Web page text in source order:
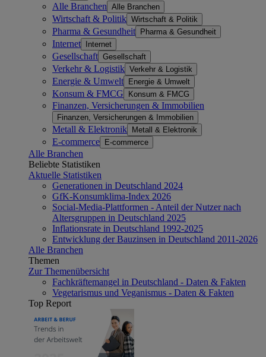
Alle Branchen Alle Branchen
Wirtschaft & Politik Wirtschaft & Politik
Pharma & Gesundheit Pharma & Gesundheit
Internet Internet
Gesellschaft Gesellschaft
Verkehr & Logistik Verkehr & Logistik
Energie & Umwelt Energie & Umwelt
Konsum & FMCG Konsum & FMCG
Finanzen, Versicherungen & Immobilien
Finanzen, Versicherungen & Immobilien
Metall & Elektronik Metall & Elektronik
E-commerce E-commerce
Alle Branchen
Beliebte Statistiken
Aktuelle Statistiken
Generationen in Deutschland 2024
GfK-Konsumklima-Index 2026
Social-Media-Plattformen - Anteil der Nutzer nach
Altersgruppen in Deutschland 2025
Inflationsrate in Deutschland 1992-2025
Entwicklung der Bauzinsen in Deutschland 2011-2026
Alle Branchen
Themen
Zur Themenübersicht
Fachkräftemangel in Deutschland - Daten & Fakten
Vegetarismus und Veganismus - Daten & Fakten
Top Report